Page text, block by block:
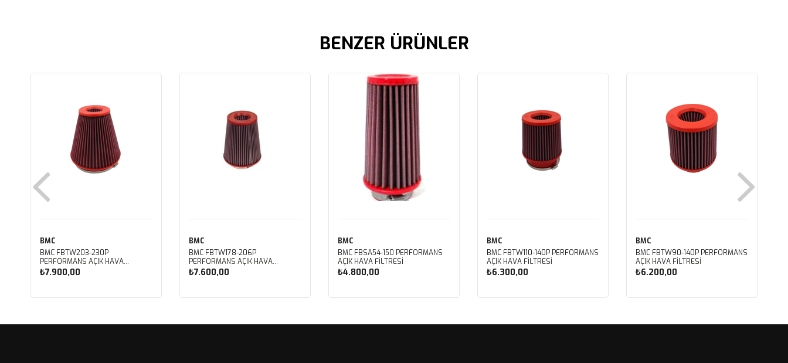
BENZER ÜRÜNLER
BMC
BMC FBTW203-230P
PERFORMANS AÇIK HAVA
FİLTRESİ
₺7.900,00
BMC
BMC FBTW178-206P
PERFORMANS AÇIK HAVA
FİLTRESİ
₺7.600,00
BMC
BMC FBSA54-150 PERFORMANS
AÇIK HAVA FİLTRESİ
₺4.800,00
BMC
BMC FBTW110-140P PERFORMANS
AÇIK HAVA FİLTRESİ
₺6.300,00
BMC
BMC FBTW90-140P PERFORMANS
AÇIK HAVA FİLTRESİ
₺6.200,00